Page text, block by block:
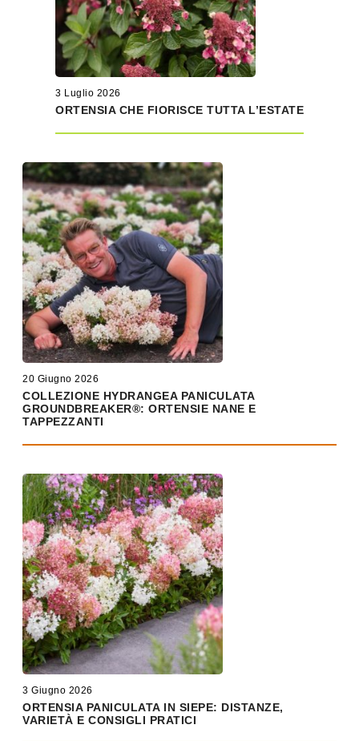
3 Luglio 2026
ORTENSIA CHE FIORISCE TUTTA L’ESTATE
20 Giugno 2026
COLLEZIONE HYDRANGEA PANICULATA
GROUNDBREAKER®: ORTENSIE NANE E
TAPPEZZANTI
3 Giugno 2026
ORTENSIA PANICULATA IN SIEPE: DISTANZE,
VARIETÀ E CONSIGLI PRATICI